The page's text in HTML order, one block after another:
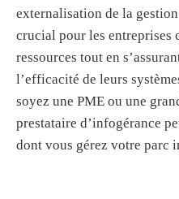
externalisation de la
crucial pour les entreprises
ressources tout en
l’efficacité de leurs
soyez une PME ou une
prestataire d’infogérance
dont vous gérez votre parc